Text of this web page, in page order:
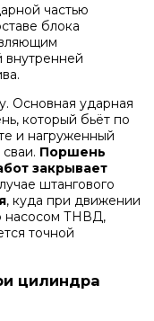
частью
блока
Основная ударная
который бьёт по
и нагруженный
Поршень
закрывает
штангового
, куда при движении
насосом ТНВД,
точной
цилиндра